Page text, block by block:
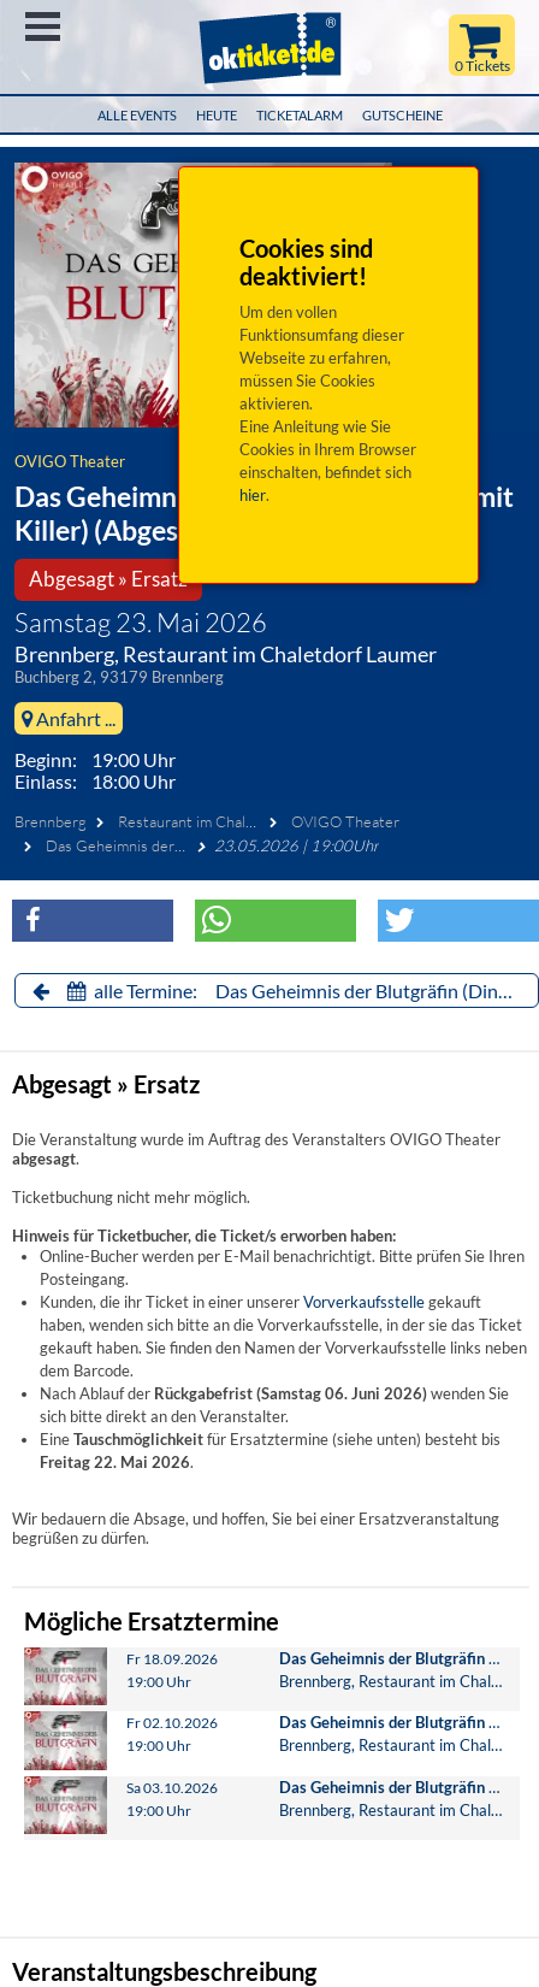
ALLE EVENTS HEUTE TICKETALARM GUTSCHEINE
0 Tickets
Cookies sind
deaktiviert!
Um den vollen
Funktionsumfang dieser
Webseite zu erfahren,
müssen Sie Cookies
aktivieren.
Eine Anleitung wie Sie
Cookies in Ihrem Browser
einschalten, befindet sich
hier.
OVIGO Theater
Das Geheimnis der Blutgräfin (Dinner mit
Killer) (Abgesagt » Ersatz)
Abgesagt » Ersatz
Samstag 23. Mai 2026
Brennberg, Restaurant im Chaletdorf Laumer
Buchberg 2, 93179 Brennberg
Anfahrt ...
Beginn: 19:00 Uhr
Einlass: 18:00 Uhr
Brennberg Restaurant im Chaletdorf Laumer
OVIGO Theater
Das Geheimnis der Blutgräfin (Dinner mit Killer)
23.05.2026 | 19:00Uhr
alle Termine: Das Geheimnis der Blutgräfin (Dinner mit Killer)
Abgesagt » Ersatz
Die Veranstaltung wurde im Auftrag des Veranstalters OVIGO Theater
abgesagt.
Ticketbuchung nicht mehr möglich.
Hinweis für Ticketbucher, die Ticket/s erworben haben:
Online-Bucher werden per E-Mail benachrichtigt. Bitte prüfen Sie Ihren
Posteingang.
Kunden, die ihr Ticket in einer unsererVorverkaufsstellegekauft
haben, wenden sich bitte an die Vorverkaufsstelle, in der sie das Ticket
gekauft haben. Sie finden den Namen der Vorverkaufsstelle links neben
dem Barcode.
Nach Ablauf der Rückgabefrist (Samstag 06. Juni 2026)wenden Sie
sich bitte direkt an den Veranstalter.
EineTauschmöglichkeitfür Ersatztermine (siehe unten) besteht bis
Freitag 22. Mai 2026.
Wir bedauern die Absage, und hoffen, Sie bei einer Ersatzveranstaltung
begrüßen zu dürfen.
Mögliche Ersatztermine
Fr 18.09.2026
19:00 Uhr
Das Geheimnis der Blutgräfin (Dinner mit Killer)
Brennberg, Restaurant im Chaletdorf Laumer
Fr 02.10.2026
19:00 Uhr
Das Geheimnis der Blutgräfin (Dinner mit Killer)
Brennberg, Restaurant im Chaletdorf Laumer
Sa 03.10.2026
19:00 Uhr
Das Geheimnis der Blutgräfin (Dinner mit Killer)
Brennberg, Restaurant im Chaletdorf Laumer
Veranstaltungsbeschreibung